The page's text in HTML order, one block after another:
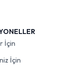
İçin
İçin